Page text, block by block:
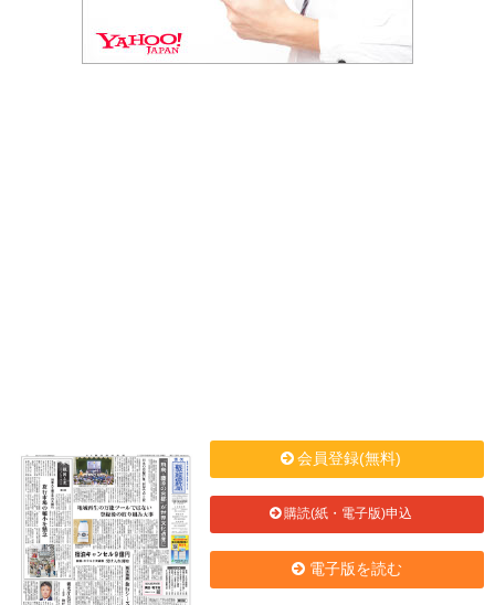
会員登録(無料)
購読(紙・電子版)申込
電子版を読む